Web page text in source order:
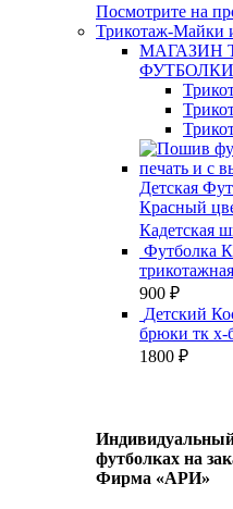
Посмотрите на
Трикотаж-Майки
МАГАЗИН
ФУТБОЛКИ
Детская
Красный
Кадетская
Футболка
900 ₽
Детский
брюки тк х-
1800 ₽
футболках на
Фирма «АРИ»